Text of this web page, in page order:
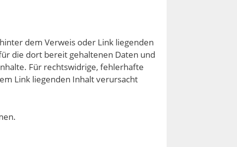
dem Verweis oder Link liegenden
die dort bereit gehaltenen Daten und
Für rechtswidrige, fehlerhafte
Link liegenden Inhalt verursacht